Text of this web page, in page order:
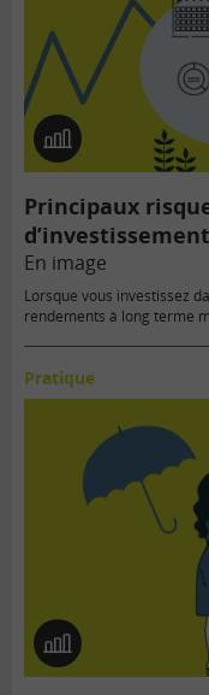
En
image
Principaux
d’investissement
En image
Lorsque vous investissez
rendements à long terme
Pratique
En
image